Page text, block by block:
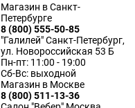
Магазин в Санкт-
Петербурге
8 (800) 555-50-85
"Галилей" Санкт-Петербург,
ул. Новороссийская 53 Б
Пн-пт: 11:00 - 19:00
Сб-Вс: выходной
Магазин в Москве
8 (800) 511-13-36